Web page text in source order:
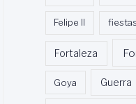
Felipe II
Fortaleza
Goya Guerra